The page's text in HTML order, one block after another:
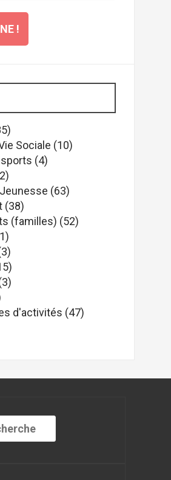
Sociale (10)
(4)
(63)
(38)
(familles) (52)
d'activités (47)